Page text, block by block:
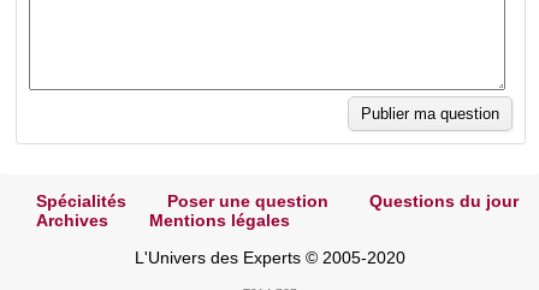
Spécialités Poser une question
Questions du jour
Archives
Mentions légales
L'Univers des Experts © 2005-2020